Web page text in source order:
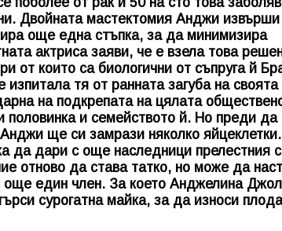
Двойната мастектомия Анджи извърши
още една стъпка, за да минимизира
актриса заяви, че е взела това
от които са биологични от съпруга й
тя от ранната загуба на своята
на подкрепата на цялата
половинка и семейството й. Но преди да
ще си замрази няколко яйцеклетки.
да дари с още наследници прелестния
отново да става татко, но може да
още един член. За което Анджелина
сурогатна майка, за да износи